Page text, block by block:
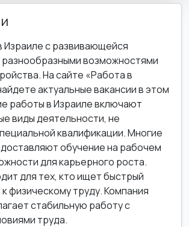
Израиле с развивающейся
разнообразными возможностями
На сайте «Работа в
актуальные вакансии в этом
работы в Израиле включают
виды деятельности, не
квалификации. Многие
обучение на рабочем
для карьерного роста.
для тех, кто ищет быстрый
физическому труду. Компания
стабильную работу с
труда.